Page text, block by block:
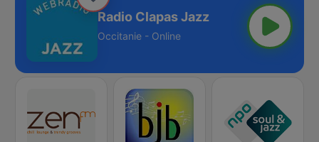
Radio Clapas Jazz
Occitanie - Online